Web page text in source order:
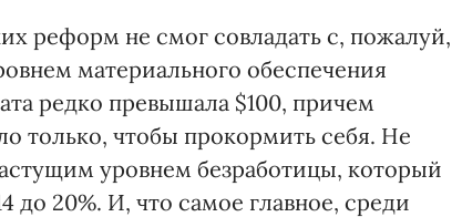
реформ не смог совладать с, пожалуй,
материального обеспечения
редко превышала $100, причем
только, чтобы прокормить себя. Не
уровнем безработицы, который
до 20%. И, что самое главное, среди